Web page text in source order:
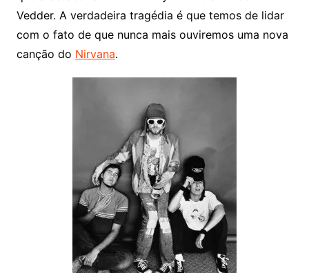
Vedder. A verdadeira tragédia é que temos de lidar
com o fato de que nunca mais ouviremos uma nova
canção do Nirvana.